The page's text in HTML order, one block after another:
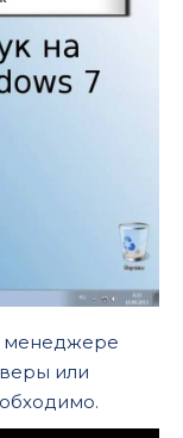
менеджере
или